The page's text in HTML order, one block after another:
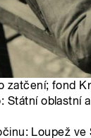
zatčení; fond
Státní oblastní
Loupež ve